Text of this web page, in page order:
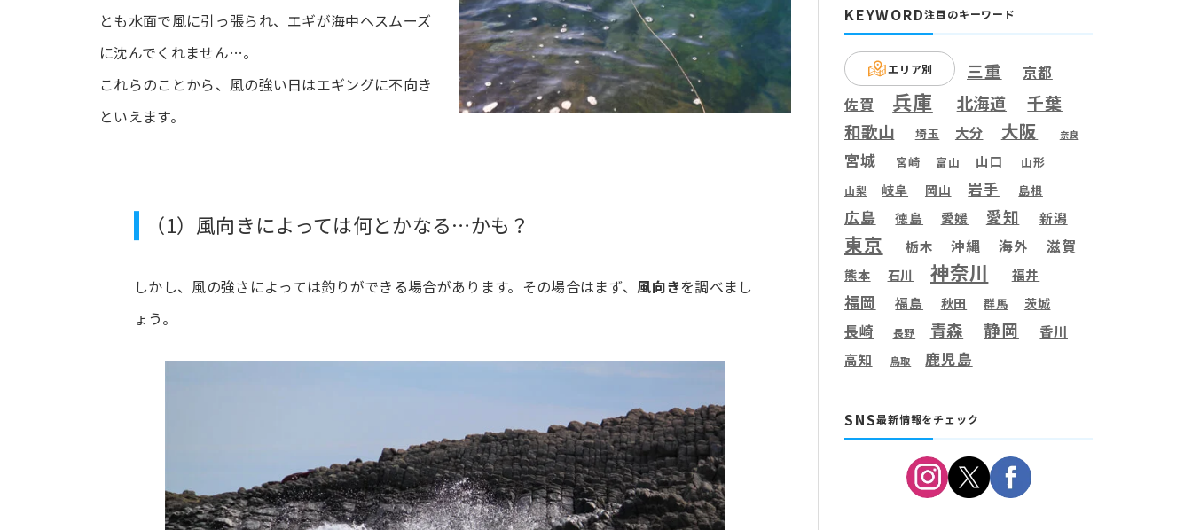
とも水面で風に引っ張られ、エギが海中へスムーズ
に沈んでくれません…。
これらのことから、風の強い日はエギングに不向き
といえます。
（1）風向きによっては何とかなる…かも？
しかし、風の強さによっては釣りができる場合があります。その場合はまず、 風向きを調べまし
ょう。
KEYWORD注目のキーワード
エリア別 三重 京都
佐賀 兵庫 北海道 千葉
和歌山 埼玉 大分 大阪 奈良
宮城 宮崎 富山 山口 山形
山梨 岐阜 岡山 岩手 島根
広島 徳島 愛媛 愛知 新潟
東京 栃木 沖縄 海外 滋賀
熊本 石川 神奈川 福井
福岡 福島 秋田 群馬 茨城
長崎 長野 青森 静岡 香川
高知 鳥取 鹿児島
SNS最新情報をチェック